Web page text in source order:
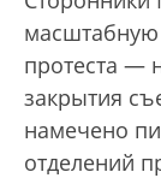
протеста —
закрытия
намечено
отделений